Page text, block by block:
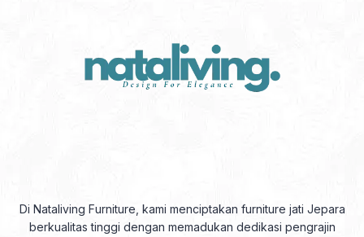
Di Nataliving Furniture, kami menciptakan furniture jati Jepara
berkualitas tinggi dengan memadukan dedikasi pengrajin